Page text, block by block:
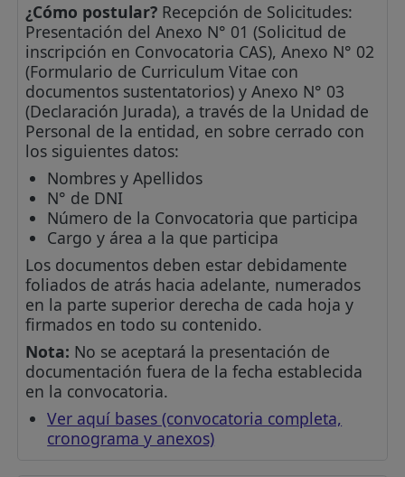
¿Cómo postular? Recepción de Solicitudes:
Presentación del Anexo N° 01 (Solicitud de
inscripción en Convocatoria CAS), Anexo N° 02
(Formulario de Curriculum Vitae con
documentos sustentatorios) y Anexo N° 03
(Declaración Jurada), a través de la Unidad de
Personal de la entidad, en sobre cerrado con
los siguientes datos:
Nombres y Apellidos
N° de DNI
Número de la Convocatoria que participa
Cargo y área a la que participa
Los documentos deben estar debidamente
foliados de atrás hacia adelante, numerados
en la parte superior derecha de cada hoja y
firmados en todo su contenido.
Nota: No se aceptará la presentación de
documentación fuera de la fecha establecida
en la convocatoria.
Ver aquí bases (convocatoria completa,
cronograma y anexos)